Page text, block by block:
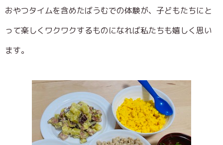
おやつタイムを含めたばうむでの体験が、子どもたちにと
って楽しくワクワクするものになれば私たちも嬉しく思い
ます。